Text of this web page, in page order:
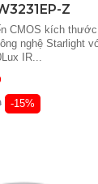
Z
CMOS kích thước
nghệ Starlight
IR...
-15%